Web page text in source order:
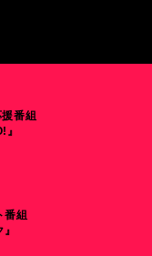
番組
』
番組